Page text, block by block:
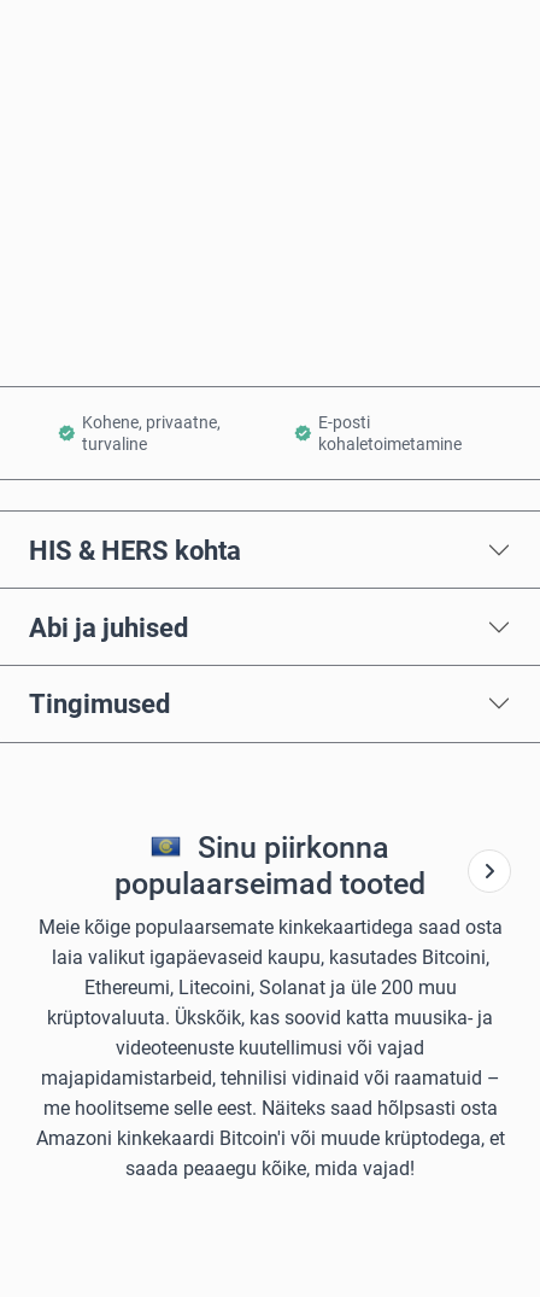
Kohene, privaatne,
turvaline
E-posti
kohaletoimetamine
HIS & HERS kohta
Abi ja juhised
Tingimused
Sinu piirkonna
populaarseimad tooted
Meie kõige populaarsemate kinkekaartidega saad osta
laia valikut igapäevaseid kaupu, kasutades Bitcoini,
Ethereumi, Litecoini, Solanat ja üle 200 muu
krüptovaluuta. Ükskõik, kas soovid katta muusika- ja
videoteenuste kuutellimusi või vajad
majapidamistarbeid, tehnilisi vidinaid või raamatuid –
me hoolitseme selle eest. Näiteks saad hõlpsasti osta
Amazoni kinkekaardi Bitcoin'i või muude krüptodega, et
saada peaaegu kõike, mida vajad!